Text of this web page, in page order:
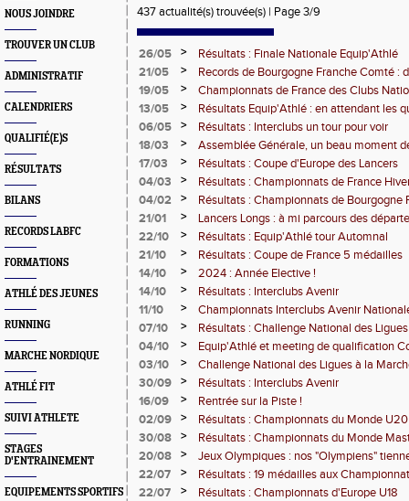
NOUS JOINDRE
TROUVER UN CLUB
ADMINISTRATIF
CALENDRIERS
QUALIFIÉ(E)S
RÉSULTATS
BILANS
RECORDS LABFC
FORMATIONS
ATHLÉ DES JEUNES
RUNNING
MARCHE NORDIQUE
ATHLÉ FIT
SUIVI ATHLETE
STAGES
D'ENTRAINEMENT
EQUIPEMENTS SPORTIFS
437 actualité(s) trouvée(s) | Page 3/9
26/05 >
Résultats : Finale Nationale Equip'Athlé
21/05
>
Records de Bourgogne Franche Comté :
19/05
>
Championnats de France des Clubs
!
13/05 >
Résultats Equip'Athlé : en attendant les
06/05
>
Résultats : Interclubs un tour pour voir
18/03
>
Assemblée Générale, un beau moment
17/03
>
Résultats : Coupe d'Europe des Lancers
04/03
>
Résultats : Championnats de France
04/02
>
Résultats : Championnats de Bourgogne
Lancers Longs
21/01 >
Lancers Longs : à mi parcours des
22/10
>
Résultats : Equip'Athlé tour Automnal
21/10
>
Résultats : Coupe de France 5 médailles
14/10
>
2024 : Année Elective !
14/10
>
Résultats : Interclubs Avenir
11/10
>
Championnats Interclubs Avenir
07/10
>
Résultats : Challenge National des
04/10
>
Equip'Athlé et meeting de qualification
03/10
>
Challenge National des Ligues à la
30/09
>
Résultats : Interclubs Avenir
16/09
>
Rentrée sur la Piste !
02/09
>
Résultats : Championnats du Monde U20
30/08
>
Résultats : Championnats du Monde
20/08
>
Jeux Olympiques : nos "Olympiens"
22/07
>
Résultats : 19 médailles aux
U20-U23 !
22/07 >
Résultats : Championnats d'Europe U18